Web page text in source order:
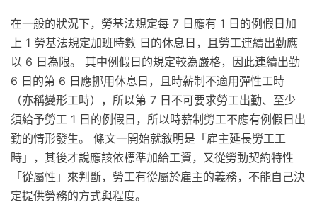
在一般的狀況下，勞基法規定每 7 日應有 1 日的例假日加
上 1 勞基法規定加班時數 日的休息日，且勞工連續出勤應
以 6 日為限。 其中例假日的規定較為嚴格，因此連續出勤
6 日的第 6 日應挪用休息日，且時薪制不適用彈性工時
（亦稱變形工時），所以第 7 日不可要求勞工出勤、至少
須給予勞工 1 日的例假日，所以時薪制勞工不應有例假日出
勤的情形發生。 條文一開始就敘明是「雇主延長勞工工
時」，其後才說應該依標準加給工資，又從勞動契約特性
「從屬性」來判斷，勞工有從屬於雇主的義務，不能自己決
定提供勞務的方式與程度。